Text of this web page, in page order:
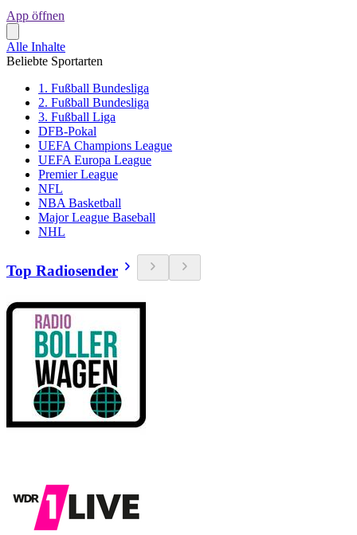
App öffnen
Alle Inhalte
Beliebte Sportarten
1. Fußball Bundesliga
2. Fußball Bundesliga
3. Fußball Liga
DFB-Pokal
UEFA Champions League
UEFA Europa League
Premier League
NFL
NBA Basketball
Major League Baseball
NHL
Top Radiosender